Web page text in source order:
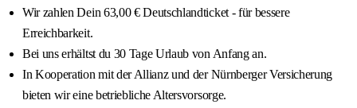
Wir zahlen Dein 63,00 € Deutschlandticket - für bessere
Erreichbarkeit.
Bei uns erhältst du 30 Tage Urlaub von Anfang an.
In Kooperation mit der Allianz und der Nürnberger Versicherung
bieten wir eine betriebliche Altersvorsorge.